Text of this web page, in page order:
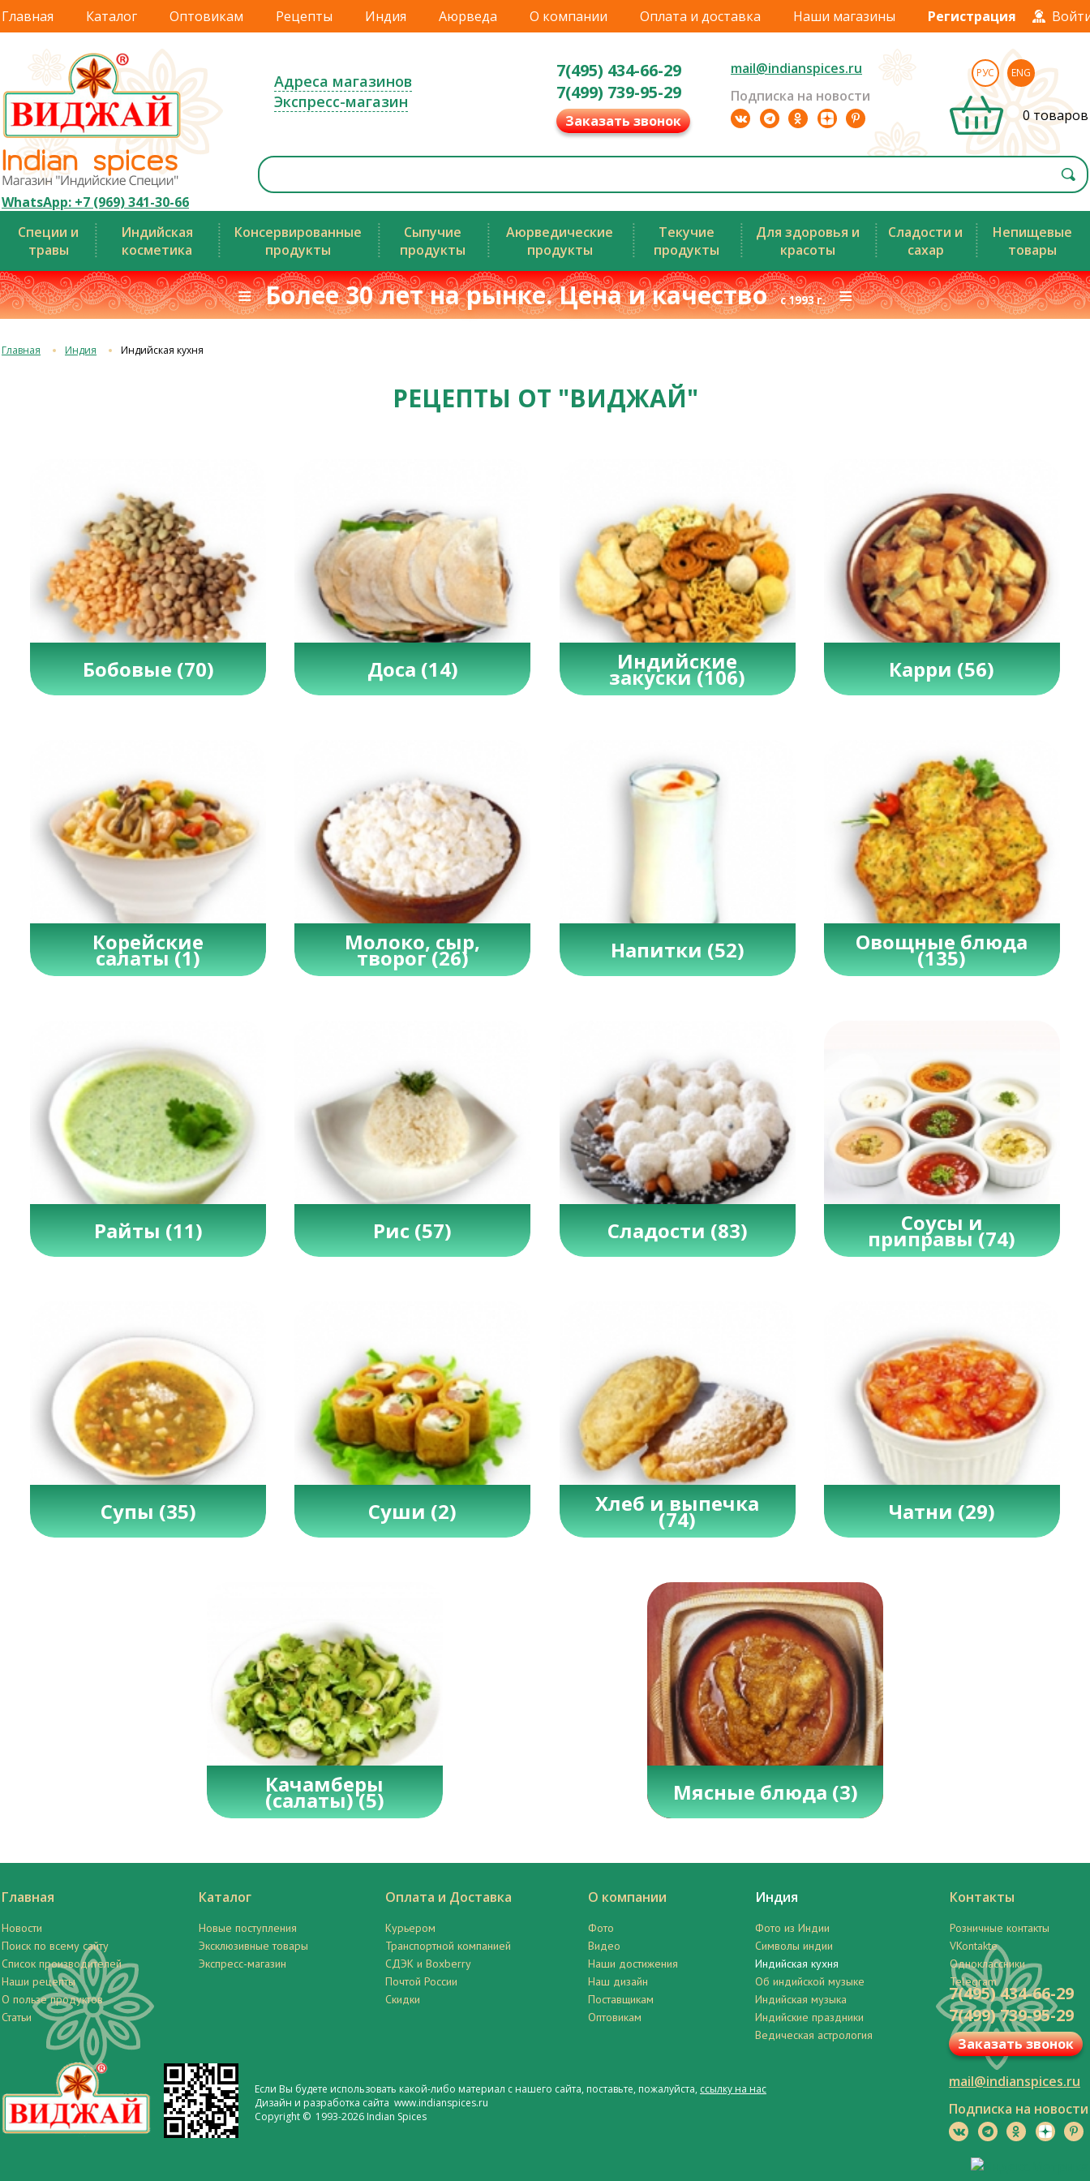
Главная Каталог Оптовикам Рецепты Индия Аюрведа О компании Оплата и доставка Наши магазины Регистрация
WhatsApp: +7 (969) 341-30-66
Адреса магазинов
Экспресс-магазин
7(495) 434-66-29
7(499) 739-95-29
Заказать звонок
mail@indianspices.ru
Подписка на новости
РУС ENG
0 товаров
Специи и
травы
Индийская
косметика
Консервированные
продукты
Сыпучие
продукты
Аюрведические
продукты
Текучие
продукты
Для здоровья и
красоты
Сладости и
сахар
Непищевые
товары
≡ Более 30 лет на рынке. Цена и качествос 1993 г.≡
Главная Индия Индийская кухня
РЕЦЕПТЫ ОТ "ВИДЖАЙ"
Бобовые(70) Доса(14) Индийские
закуски(106) Карри(56)
Корейские
салаты(1)
Молоко, сыр,
творог(26) Напитки(52) Овощные блюда
(135)
Райты(11) Рис(57) Сладости(83) Соусы и
приправы(74)
Супы(35) Суши(2) Хлеб и выпечка
(74) Чатни(29)
Качамберы
(салаты)(5) Мясные блюда(3)
Главная
Новости
Поиск по всему сайту
Список производителей
Наши рецепты
О пользе продуктов
Статьи
Каталог
Новые поступления
Эксклюзивные товары
Экспресс-магазин
Оплата и Доставка
Курьером
Транспортной компанией
СДЭК и Boxberry
Почтой России
Скидки
О компании
Фото
Видео
Наши достижения
Наш дизайн
Поставщикам
Оптовикам
Индия
Фото из Индии
Символы индии
Индийская кухня
Об индийской музыке
Индийская музыка
Индийские праздники
Ведическая астрология
Контакты
Розничные контакты
VKontakte
Одноклассники
Telegram
Если Вы будете использовать какой-либо материал с нашего сайта, поставьте, пожалуйста, ссылку на нас
Дизайн и разработка сайта www.indianspices.ru
Copyright © 1993-2026 Indian Spices
7(495) 434-66-29
7(499) 739-95-29
Заказать звонок
mail@indianspices.ru
Подписка на новости